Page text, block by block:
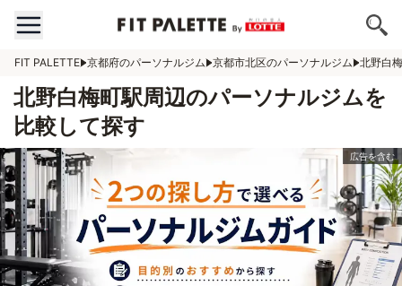
FIT PALETTE 京都府のパーソナルジム 京都市北区のパーソナルジム 北野白
北野白梅町駅周辺のパーソナルジムを
比較して探す